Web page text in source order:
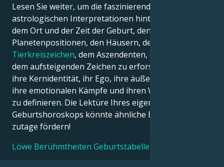
Lesen Sie weiter, um die faszinierenden
astrologischen Interpretationen hinter dem Datum,
dem Ort und der Zeit der Geburt, den
Planetenpositionen, den Häusern, dem
Tierkreiszeichen, dem Aszendenten, dem Mond und
dem aufsteigenden Zeichen zu erforschen – und so
ihre Kernidentität, ihr Ego, ihre äußere Erscheinung,
ihre emotionalen Kämpfe und ihren Weg zum Erfolg
zu definieren. Die Lektüre Ihres eigenen
Geburtshoroskops könnte ähnliche Erkenntnisse
zutage fördern!
Löwe Berühmtheiten Geburtstabellen